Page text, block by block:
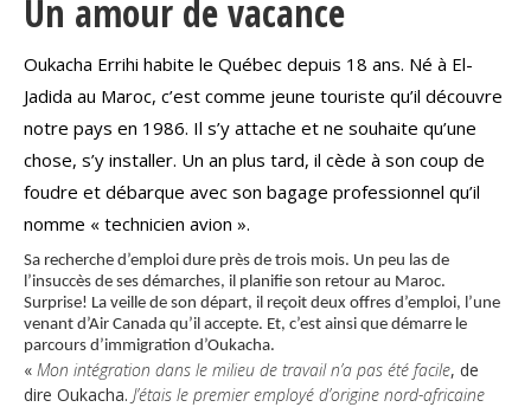
Organismes de la langue française
Publications
Francophonie internationale
Expressions et jeux de lettres
Vidéos
Revue de presse
Langue du travail
Un amour de vacance
Oukacha Errihi habite le Québec depuis 18 ans. Né à El-
Jadida au Maroc, c’est comme jeune touriste qu’il découvre
notre pays en 1986. Il s’y attache et ne souhaite qu’une
chose, s’y installer. Un an plus tard, il cède à son coup de
foudre et débarque avec son bagage professionnel qu’il
nomme « technicien avion ».
Sa recherche d’emploi dure près de trois mois. Un peu las de
l’insuccès de ses démarches, il planifie son retour au Maroc.
Surprise! La veille de son départ, il reçoit deux offres d’emploi, l’une
venant d’Air Canada qu’il accepte. Et, c’est ainsi que démarre le
parcours d’immigration d’Oukacha.
« Mon intégration dans le milieu de travail n’a pas été facile, de
dire Oukacha. J’étais le premier employé d’origine nord-africaine